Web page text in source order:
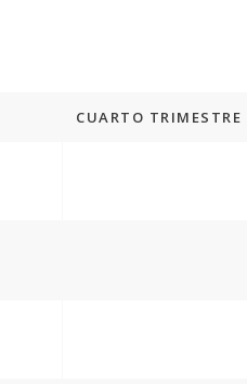
CUARTO TRIMESTRE